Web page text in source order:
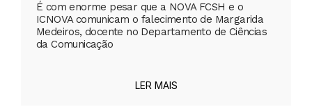
É com enorme pesar que a NOVA FCSH e o
ICNOVA comunicam o falecimento de Margarida
Medeiros, docente no Departamento de Ciências
da Comunicação
LER MAIS